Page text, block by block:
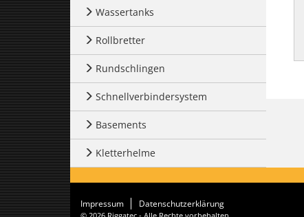
Wassertanks
Rollbretter
Rundschlingen
Schnellverbindersystem
Basements
Kletterhelme
Impressum Datenschutzerklärung